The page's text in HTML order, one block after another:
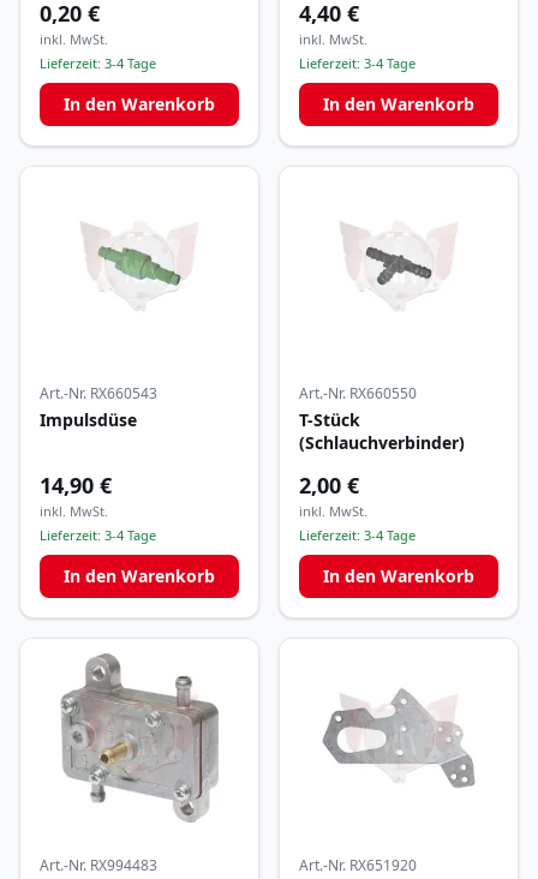
0,20 €
inkl. MwSt.
Lieferzeit: 3-4 Tage
In den Warenkorb
4,40 €
inkl. MwSt.
Lieferzeit: 3-4 Tage
In den Warenkorb
Art.-Nr. RX660543
Impulsdüse
14,90 €
inkl. MwSt.
Lieferzeit: 3-4 Tage
In den Warenkorb
Art.-Nr. RX660550
T-Stück
(Schlauchverbinder)
2,00 €
inkl. MwSt.
Lieferzeit: 3-4 Tage
In den Warenkorb
Art.-Nr. RX994483 Art.-Nr. RX651920